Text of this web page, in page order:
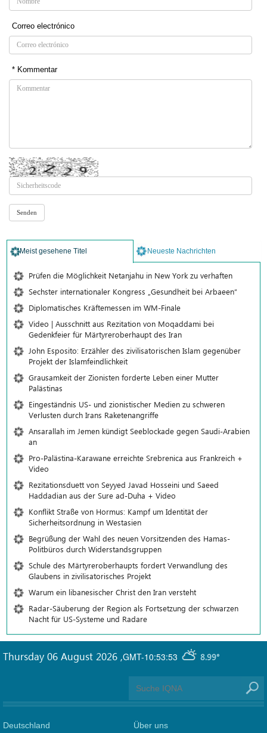
Correo electrónico
* Kommentar
Meist gesehene Titel Neueste Nachrichten
Prüfen die Möglichkeit Netanjahu in New York zu verhaften
Sechster internationaler Kongress „Gesundheit bei Arbaeen“
Diplomatisches Kräftemessen im WM-Finale
Video | Ausschnitt aus Rezitation von Moqaddami bei
Gedenkfeier für Märtyreroberhaupt des Iran
John Esposito: Erzähler des zivilisatorischen Islam gegenüber
Projekt der Islamfeindlichkeit
Grausamkeit der Zionisten forderte Leben einer Mutter
Palästinas
Eingeständnis US- und zionistischer Medien zu schweren
Verlusten durch Irans Raketenangriffe
Ansarallah im Jemen kündigt Seeblockade gegen Saudi-Arabien
an
Pro-Palästina-Karawane erreichte Srebrenica aus Frankreich +
Video
Rezitationsduett von Seyyed Javad Hosseini und Saeed
Haddadian aus der Sure ad-Duha + Video
Konflikt Straße von Hormus: Kampf um Identität der
Sicherheitsordnung in Westasien
Begrüßung der Wahl des neuen Vorsitzenden des Hamas-
Politbüros durch Widerstandsgruppen
Schule des Märtyreroberhaupts fordert Verwandlung des
Glaubens in zivilisatorisches Projekt
Warum ein libanesischer Christ den Iran versteht
Radar-Säuberung der Region als Fortsetzung der schwarzen
Nacht für US-Systeme und Radare
GMT-10:53:53 8.99°
Thursday 06 August 2026 ,
Deutschland Über uns